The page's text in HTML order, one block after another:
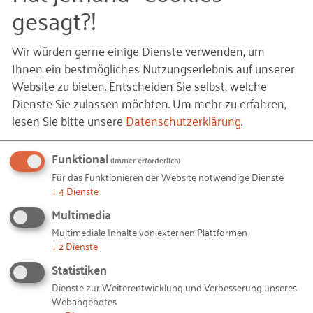
Unternehmen einschätzen. Im Anschluss
haben wir unsere vielfältigen Erfahrungen zu
Veränderungsprozessen – egal ob als
Gestaltende oder Betroffene – ausgetauscht und
die wichtigsten Aspekte gemeinsam verdichtet.
Ein Impuls zu den drei Wirkfeldern
erfolgreicher Führung vermittelte den
inhaltlichen Rahmen. Diese Felder spielen eine
wesentliche Rolle, ob eine Führungskraft am
Ende des Tages ihr Potenzial und Wirkung
entfalten kann oder nicht.
Mehr dazu zum
Podcast
Nach einem kurzen Erfahrungsaustausch
hatten die Teilnehmenden die Möglichkeit, auf
gesagt?!
Wir würden gerne einige Dienste verwenden, um
Ihnen ein bestmögliches Nutzungserlebnis auf unserer
Website zu bieten. Entscheiden Sie selbst, welche
Dienste Sie zulassen möchten.Um mehr zu erfahren,
lesen Sie bitte unsereDatenschutzerklärung.
Funktional(immer erforderlich)
Für das Funktionieren der Website notwendige Dienste
↓ 4Dienste
Multimedia
Multimediale Inhalte von externen Plattformen
↓ 2Dienste
Statistiken
Dienste zur Weiterentwicklung und Verbesserung unseres
Webangebotes